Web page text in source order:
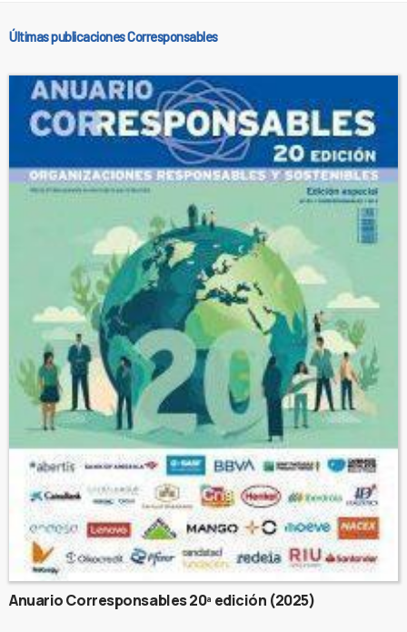
Últimas publicaciones Corresponsables
Anuario Corresponsables 20ª edición (2025)